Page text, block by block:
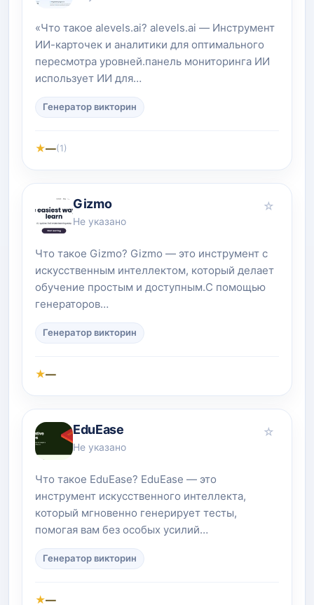
«Что такое alevels.ai? alevels.ai — Инструмент
ИИ-карточек и аналитики для оптимального
пересмотра уровней.панель мониторинга ИИ
использует ИИ для…
Генератор викторин
★—(1)
Gizmo
Не указано
☆
Что такое Gizmo? Gizmo — это инструмент с
искусственным интеллектом, который делает
обучение простым и доступным.С помощью
генераторов…
Генератор викторин
★—
EduEase
Не указано
☆
Что такое EduEase? EduEase — это
инструмент искусственного интеллекта,
который мгновенно генерирует тесты,
помогая вам без особых усилий…
Генератор викторин
★—